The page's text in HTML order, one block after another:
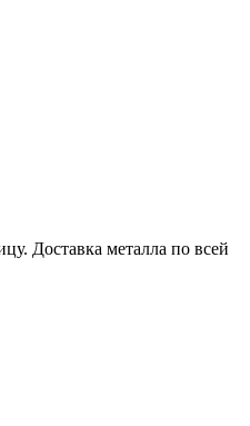
Доставка металла по всей